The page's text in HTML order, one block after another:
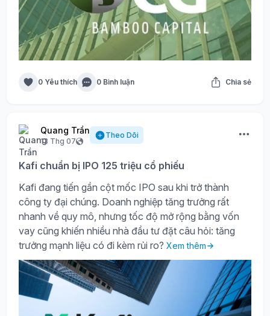
0 Yêu thích 0 Bình luận Chia sẻ
Quang Trần
13 Thg 07
Theo Dõi
Kafi chuẩn bị IPO 125 triệu cổ phiếu
Kafi đang tiến gần cột mốc IPO sau khi trở thành
công ty đại chúng. Doanh nghiệp tăng trưởng rất
nhanh về quy mô, nhưng tốc độ mở rộng bằng vốn
vay cũng khiến nhiều nhà đầu tư đặt câu hỏi: tăng
trưởng mạnh liệu có đi kèm rủi ro? Xem thêm